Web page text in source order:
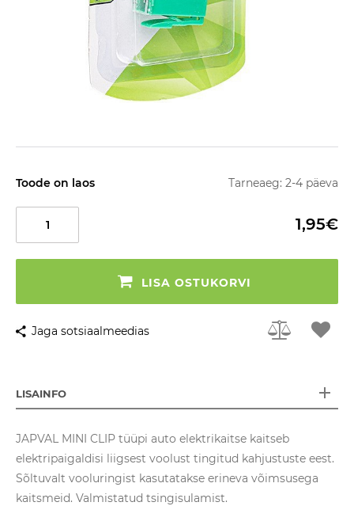
Toode on laos Tarneaeg: 2-4 päeva
1,95€
LISA OSTUKORVI
Jaga sotsiaalmeedias
LISAINFO
JAPVAL MINI CLIP tüüpi auto elektrikaitse kaitseb
elektripaigaldisi liigsest voolust tingitud kahjustuste eest.
Sõltuvalt vooluringist kasutatakse erineva võimsusega
kaitsmeid. Valmistatud tsingisulamist.